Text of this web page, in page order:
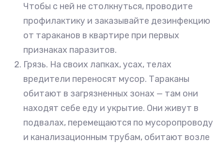
Чтобы с ней не столкнуться, проводите
профилактику и заказывайте дезинфекцию
от тараканов в квартире при первых
признаках паразитов.
Грязь. На своих лапках, усах, телах
вредители переносят мусор. Тараканы
обитают в загрязненных зонах — там они
находят себе еду и укрытие. Они живут в
подвалах, перемещаются по мусоропроводу
и канализационным трубам, обитают возле